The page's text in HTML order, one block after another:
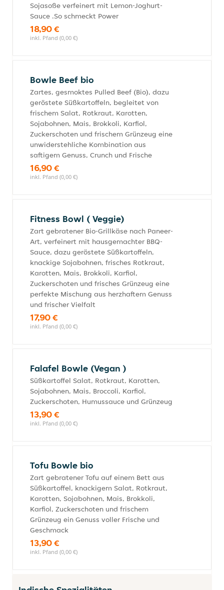
Sojasoße verfeinert mit Lemon-Joghurt-
Sauce .So schmeckt Power
18,90 €
inkl. Pfand (0,00 €)
Bowle Beef bio
Zartes, gesmoktes Pulled Beef (Bio), dazu
geröstete Süßkartoffeln, begleitet von
frischem Salat, Rotkraut, Karotten,
Sojabohnen, Mais, Brokkoli, Karfiol,
Zuckerschoten und frischem Grünzeug eine
unwiderstehliche Kombination aus
saftigem Genuss, Crunch und Frische
16,90 €
inkl. Pfand (0,00 €)
Fitness Bowl ( Veggie)
Zart gebratener Bio-Grillkäse nach Paneer-
Art, verfeinert mit hausgemachter BBQ-
Sauce, dazu geröstete Süßkartoffeln,
knackige Sojabohnen, frisches Rotkraut,
Karotten, Mais, Brokkoli, Karfiol,
Zuckerschoten und frisches Grünzeug eine
perfekte Mischung aus herzhaftem Genuss
und frischer Vielfalt
17,90 €
inkl. Pfand (0,00 €)
Falafel Bowle (Vegan )
Süßkartoffel Salat, Rotkraut, Karotten,
Sojabohnen, Mais, Broccoli, Karfiol,
Zuckerschoten, Humussauce und Grünzeug
13,90 €
inkl. Pfand (0,00 €)
Tofu Bowle bio
Zart gebratener Tofu auf einem Bett aus
Süßkartoffel, knackigem Salat, Rotkraut,
Karotten, Sojabohnen, Mais, Brokkoli,
Karfiol, Zuckerschoten und frischem
Grünzeug ein Genuss voller Frische und
Geschmack
13,90 €
inkl. Pfand (0,00 €)